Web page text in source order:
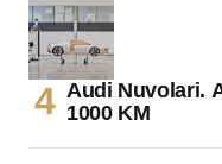
Audi Nuvolari.
1000 KM